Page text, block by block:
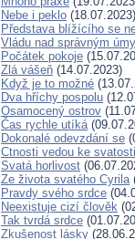
Nebe i peklo (18.07.2023)
Představa blížícího se
Vládu nad správným
Počátek pokoje
Zlá vášeň (14.07.2023)
Když je to možné
Dva hříchy pospolu
Osamocený ostrov
Čas rychle utíká
Dokonalé odevzdání se
Ctnosti vedou ke svatosti
Svatá horlivost
Ze života svatého Cyrila
Pravdy svého srdce
Neexistuje cizí člověk
Tak tvrdá srdce
Zkušenost lásky